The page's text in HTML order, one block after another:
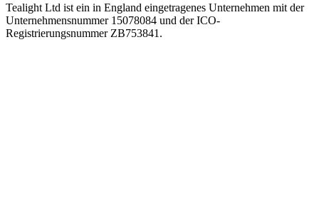
Tealight Ltd ist ein in England eingetragenes Unternehmen mit der
Unternehmensnummer 15078084 und der ICO-
Registrierungsnummer ZB753841.